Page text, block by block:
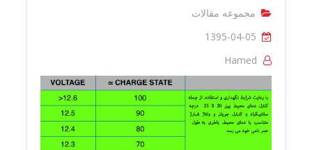
مجموعه مقالات
1395-04-05
Hamed